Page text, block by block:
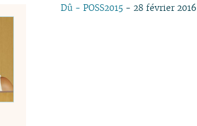
Dû - POSS2015 - 28 février 2016